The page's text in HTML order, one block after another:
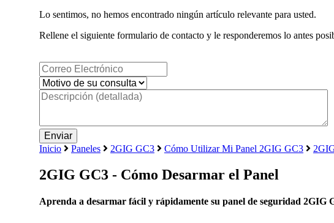
Lo sentimos, no hemos encontrado ningún artículo relevante para usted.
Rellene el siguiente formulario de contacto y le responderemos lo antes
Inicio Paneles 2GIG GC3 Cómo Utilizar Mi Panel 2GIG GC3
2GIG GC3 - Cómo Desarmar el Panel
Aprenda a desarmar fácil y rápidamente su panel de seguridad 2GIG